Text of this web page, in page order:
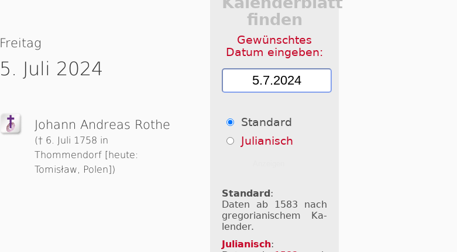
Freitag
5. Juli 2024
Johann Andreas Rothe
(† 6. Juli 1758 in
Thommendorf [heute:
Tomisław, Polen])
finden
Gewünschtes
Datum eingeben:
Standard
Julianisch
Standard :
Daten ab 1583 nach
gre­go­ri­a­ni­schem Ka­
len­der.
Julianisch: